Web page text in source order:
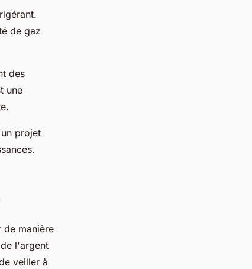
de gaz
des
une
projet
de manière
l'argent
veiller à